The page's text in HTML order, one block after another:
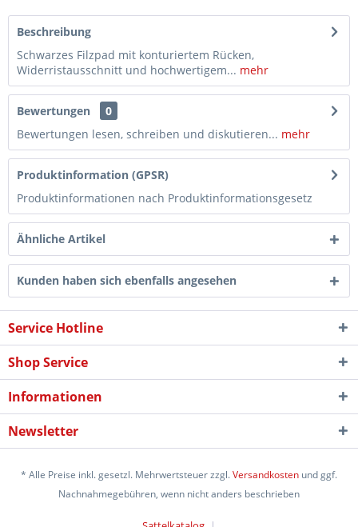
Beschreibung
Schwarzes Filzpad mit konturiertem Rücken,
Widerristausschnitt und hochwertigem... mehr
Bewertungen
0
Bewertungen lesen, schreiben und diskutieren... mehr
Produktinformation (GPSR)
Produktinformationen nach Produktinformationsgesetz
Ähnliche Artikel
Kunden haben sich ebenfalls angesehen
Service Hotline
Shop Service
Informationen
Newsletter
* Alle Preise inkl. gesetzl. Mehrwertsteuer zzgl.Versandkosten und ggf.
Nachnahmegebühren, wenn nicht anders beschrieben